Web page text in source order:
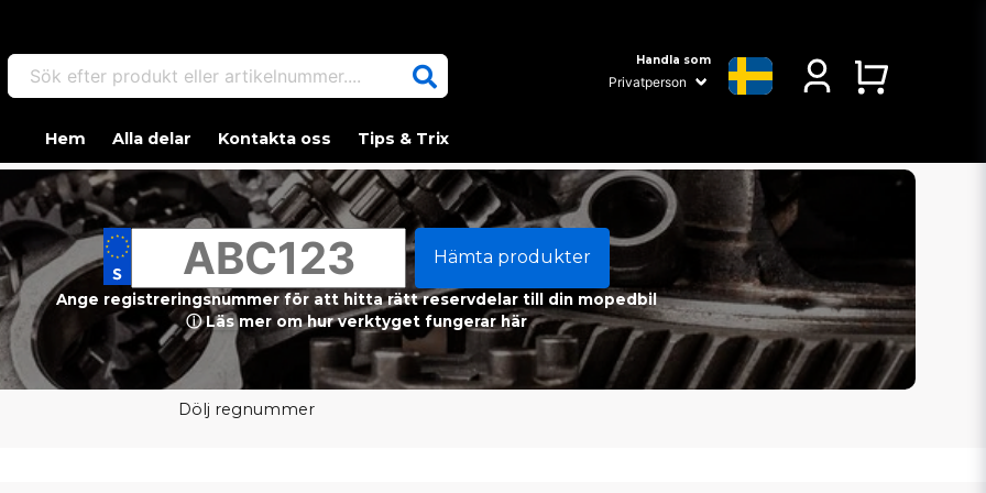
Sök efter produkt eller artikelnummer.... Handla som
Hem Alla delar Kontakta oss Tips & Trix
Hämta produkter
Ange registreringsnummer för att hitta rätt reservdelar till din mopedbil
ⓘ Läs mer om hur verktyget fungerar här
Dölj regnummer